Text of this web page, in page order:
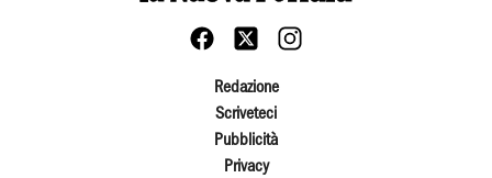
Redazione
Scriveteci
Pubblicità
Privacy